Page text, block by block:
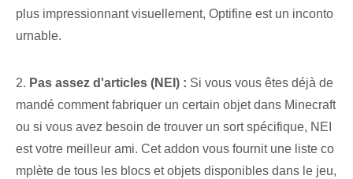
plus impressionnant visuellement, Optifine est un inconto
urnable.
2. Pas assez d'articles‍ (NEI) : Si vous vous êtes déjà de
mandé comment fabriquer un certain objet dans Minecraft
ou si vous avez besoin de trouver un sort spécifique, NEI
est votre meilleur ami. Cet addon ‌vous fournit une ⁢liste co
mplète de tous les blocs et⁤ objets disponibles​ dans le jeu,